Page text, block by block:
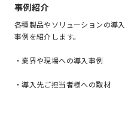
事例紹介
各種製品やソリューションの導入
事例を紹介します。
・業界や現場への導入事例
・導入先ご担当者様への取材